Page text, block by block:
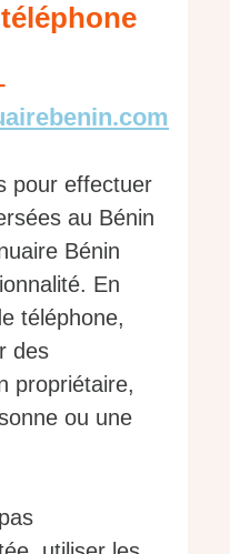
pour effectuer
au Bénin
Bénin
En
téléphone,
des
propriétaire,
ou une